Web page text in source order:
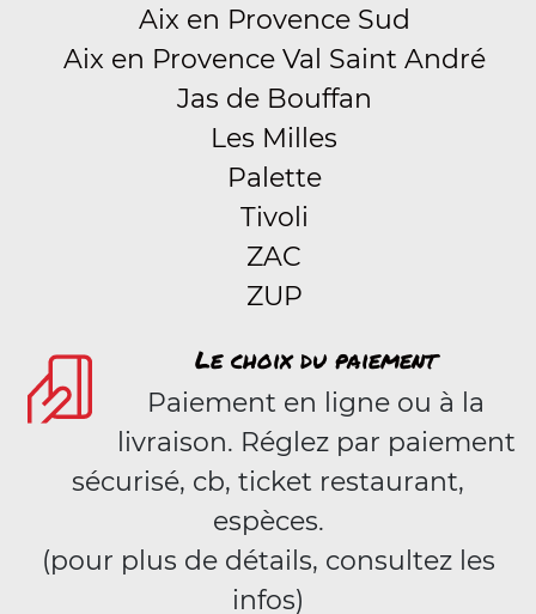
Aix en Provence Sud
Aix en Provence Val Saint André
Jas de Bouffan
Les Milles
Palette
Tivoli
ZAC
ZUP
Le choix du paiement
Paiement en ligne ou à la
livraison. Réglez par paiement
sécurisé, cb, ticket restaurant,
espèces.
(pour plus de détails, consultez les
infos)